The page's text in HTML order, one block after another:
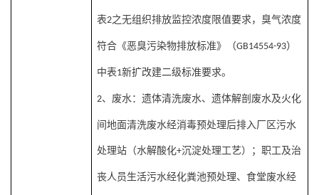
表2之无组织排放监控浓度限值要求，臭气浓度
符合《恶臭污染物排放标准》（GB14554-93）
中表1新扩改建二级标准要求。
2、 废水：遗体清洗废水、遗体解剖废水及火化
间地面清洗废水经消毒预处理后排入厂区污水
处理站（水解酸化+沉淀处理工艺）；职工及治
丧人员生活污水经化粪池预处理、食堂废水经